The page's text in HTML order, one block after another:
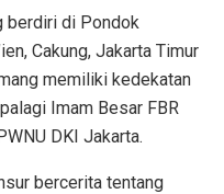
berdiri di Pondok
Cakung, Jakarta Timur
memiliki kedekatan
Imam Besar FBR
DKI Jakarta.
bercerita tentang